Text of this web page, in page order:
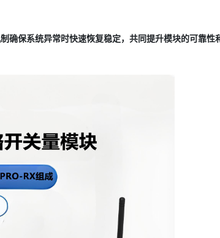
确保系统异常时快速恢复稳定，共同提升模块的可靠性